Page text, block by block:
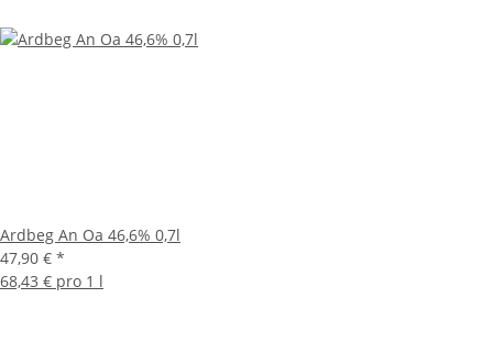
Ardbeg An Oa 46,6% 0,7l
47,90 € *
68,43 € pro 1 l